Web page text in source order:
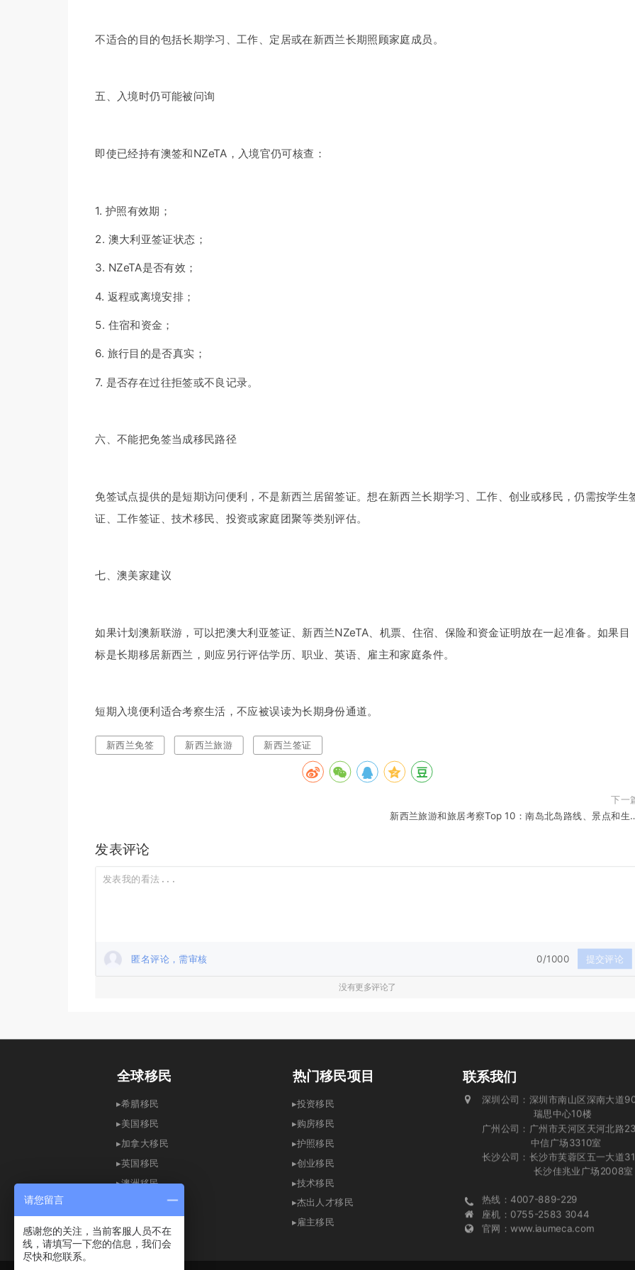
不适合的目的包括长期学习、工作、定居或在新西兰长期照顾家庭成员。
五、入境时仍可能被问询
即使已经持有澳签和NZeTA，入境官仍可核查：
1. 护照有效期；
2. 澳大利亚签证状态；
3. NZeTA是否有效；
4. 返程或离境安排；
5. 住宿和资金；
6. 旅行目的是否真实；
7. 是否存在过往拒签或不良记录。
六、不能把免签当成移民路径
免签试点提供的是短期访问便利，不是新西兰居留签证。想在新西兰长期学习、工作、创业或移民，仍需按学生
证、工作签证、技术移民、投资或家庭团聚等类别评估。
七、澳美家建议
如果计划澳新联游，可以把澳大利亚签证、新西兰NZeTA、机票、住宿、保险和资金证明放在一起准备。如果目
标是长期移居新西兰，则应另行评估学历、职业、英语、雇主和家庭条件。
短期入境便利适合考察生活，不应被误读为长期身份通道。
新西兰免签 新西兰旅游 新西兰签证
下一
新西兰旅游和旅居考察Top 10：南岛北岛路线、景点和生
发表评论
匿名评论，需审核 0/1000 提交评论
没有更多评论了
联系我们
▸投资移民
▸购房移民
▸护照移民
▸创业移民
▸技术移民
▸杰出人才移民
▸雇主移民
▸希腊移民
▸美国移民
▸加拿大移民
▸英国移民
▸澳洲移民
爱尔兰移民
▸西班牙移民
深圳公司：深圳市南山区深南大道
瑞思中心10楼
广州公司：广州市天河区天河北路
中信广场3310室
长沙公司：长沙市芙蓉区五一大道
长沙佳兆业广场2008室
热线：4007-889-229
座机：0755-2583 3044
官网：www.iaumeca.com
热门移民项目
全球移民
请您留言
感谢您的关注，当前客服人员不在
线，请填写一下您的信息，我们会
尽快和您联系。